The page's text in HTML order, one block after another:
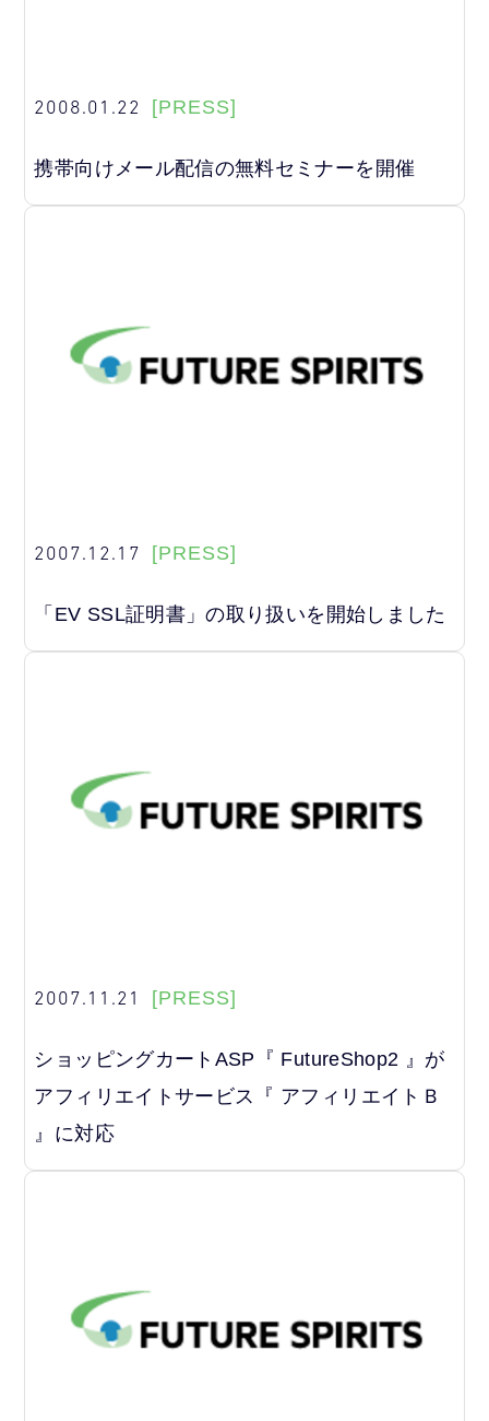
2008.01.22 [PRESS]
携帯向けメール配信の無料セミナーを開催
2007.12.17 [PRESS]
「EV SSL証明書」の取り扱いを開始しました
2007.11.21 [PRESS]
ショッピングカートASP『 FutureShop2 』が
アフィリエイトサービス『 アフィリエイトＢ
』に対応